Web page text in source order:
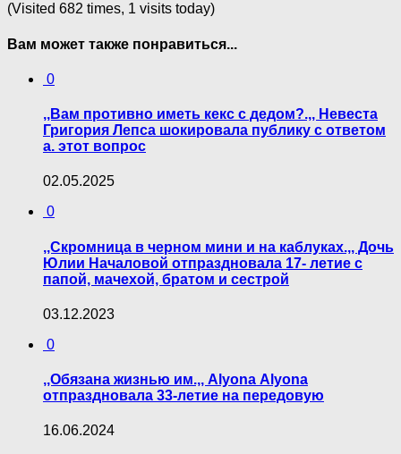
(Visited 682 times, 1 visits today)
Вам может также понравиться...
0
,,Вам противно иметь кекс с дедом?.,, Невеста
Григория Лепса шокировала публику с ответом
а. этот вопрос
02.05.2025
0
,,Скромница в черном мини и на каблуках.,, Дочь
Юлии Началовой отпраздновала 17- летие с
папой, мачехой, братом и сестрой
03.12.2023
0
,,Обязана жизнью им.,, Аlyona Аlyona
отпраздновала 33-летие на передовую
16.06.2024